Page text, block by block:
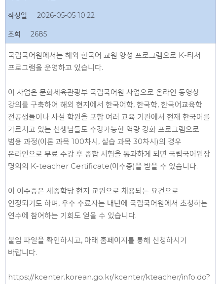
작성일 2026-05-05 10:22
조회 2685
국립국어원에서는 해외 한국어 교원 양성 프로그램으로 K-티처
프로그램을 운영하고 있습니다.
이 사업은 문화체육관광부 국립국어원 사업으로 온라인 동영상
강의를 구축하여 해외 현지에서 한국어학, 한국학, 한국어교육학
전공생들이나 사설 학원을 포함 여러 교육 기관에서 현재 한국어를
가르치고 있는 선생님들도 수강가능한 역량 강화 프로그램으로
범용 과정(이론 과목 100차시, 실습 과목 30차시)의 경우
온라인으로 무료 수강 후 종합 시험을 통과하게 되면 국립국어원장
명의의 K-teacher Certificate(이수증)을 받을 수 있습니다.
이 이수증은 세종학당 현지 교원으로 채용되는 요건으로
인정되기도 하며, 우수 수료자는 내년에 국립국어원에서 초청하는
연수에 참여하는 기회도 얻을 수 있습니다.
붙임 파일을 확인하시고, 아래 홈페이지를 통해 신청하시기
바랍니다.
https://kcenter.korean.go.kr/kcenter/kteacher/info.do?